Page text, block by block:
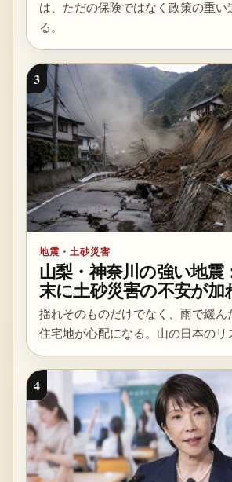
は、ただの保険ではなく政策の重い
る。
3
地震・土砂災害
山梨・神奈川の強い地震
末に土砂災害の不安が加
揺れそのものだけでなく、雨で緩ん
住宅地が心配になる。山の日本のリ
4